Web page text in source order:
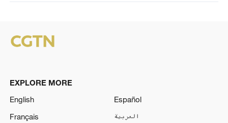
EXPLORE MORE
English
Español
Français
العربية